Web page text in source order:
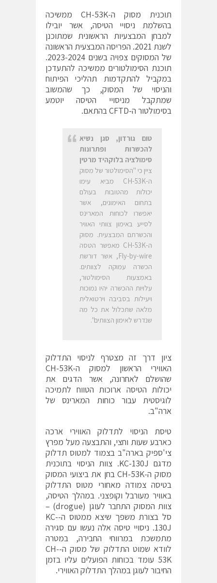
תוכנית מסוק ה-CH-53K ממשיכה
בהשלמת ניסויי הטיסה, אשר יובילו
למבחן המבצעיות הראשונית שמתוכנן
לשנת 2021. הפריסה המבצעית הראשונה
של המסוקים צפויה בשנים 2023-2024.
תוכנת הסימולטורים ממשיכה להתעדכן
במקביל להתקדמות תהליכי הפיתוח
והניסוי של המסוק, כך שהמשוב
שמתקבל מניסויי הטיסה יוטמע
בסימולטור ה-CFTD בהתאם.
טום גורדון, סגן נשיא
להכשרות ופתרונות
סימולציה בלוקהיד מרטין
ציין כי "הסימולטור של מסוק
ה-CH-53K מביא עימו
יכולות מהטובות בעולם
בתחום האימונים, אשר
יאפשרו לכוחות המארינס
לסייע באימון צוותי האוויר
והכשרתם המבצעית. מסוק
ה-CH-53K מאפשר הטסה
Fly-by-wire, אשר דורשת
הכשרה עמוקה לצוותים.
באמצעות הסימולטור,
עלויות ההכשרה יהיו נמוכות
ויעילות בסביבה וירטואלית
מלאה שתכלול את כל מה
שנדרש לאימון הצוותים".
ציון דרך זה מצטרף לניסוי התדלוק
האווירי הראשון למסוק ה-CH-53K
שהושלם לאחרונה, אשר הדגים את
יכולות הטיסה ארוכות הטווח לתמיכה
לוגיסטית עבור כוחות המארינס של
ארה"ב.
טיסת הניסוי לתדלוק האווירי ארכה
כארבע שעות וחצי, והתבצעה מעל מפרץ
צי'ספיק בארה"ב בצמוד למטוס תדלוק
מדגם KC-130J. צוות הניסוי בתוכנית
מסוק ה-CH-53K בחן את ביצועי המסוק
בטיסה צמודה מאחורי מטוס התדלוק
באוויר מעורבל וקופצני. במהלך הטיסה,
צוות המסוק התחבר לעוגן (drogue) –
סל בצורת משפך שיצא ממטוס ה-KC-
130J. ניסויי טיסה אלה נעשו עם סגירה
מתמשכת במרווחי החבירה, במטרה
לוודא שמוט התדלוק של מסוק ה-CH-
53K עומד בכוחות הפועלים עליו בזמן
החיבור לעוגן במהלך התדלוק האווירי.